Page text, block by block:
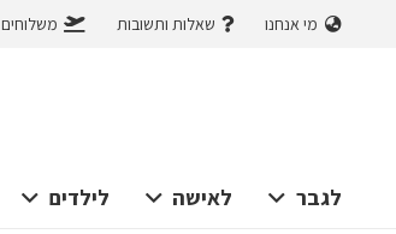
מי אנחנו שאלות ותשובות משלוחים
לגבר לאישה לילדים